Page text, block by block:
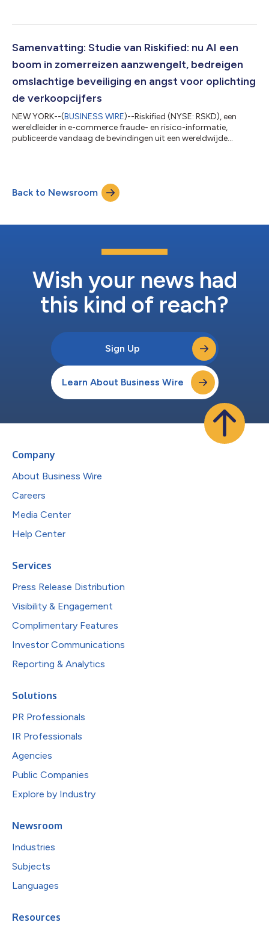
samenwerking met Statista Inc., het internationale bedrijf voor
2026 bekendgemaakt en is beschikbaar op CNBC's website. Dit
Samenvatting: Studie van Riskified: nu AI een
boom in zomerreizen aanzwengelt, bedreigen
omslachtige beveiliging en angst voor oplichting
de verkoopcijfers
NEW YORK--(BUSINESS WIRE)--Riskified (NYSE: RSKD), een
wereldleider in e-commerce fraude- en risico-informatie,
publiceerde vandaag de bevindingen uit een wereldwijde
aangestuurde reistools werden verkend. De enquête, gevoerd
onder meer dan 4.000 consumenten in de Verenigde Staten,
het Verenigd Koninkrijk, China, Japan, Mexic...
Back to Newsroom
Wish your news had
this kind of reach?
Sign Up
Learn About Business Wire
Company
About Business Wire
Careers
Media Center
Help Center
Services
Press Release Distribution
Visibility & Engagement
Complimentary Features
Investor Communications
Reporting & Analytics
Solutions
PR Professionals
IR Professionals
Agencies
Public Companies
Explore by Industry
Newsroom
Industries
Subjects
Languages
Resources